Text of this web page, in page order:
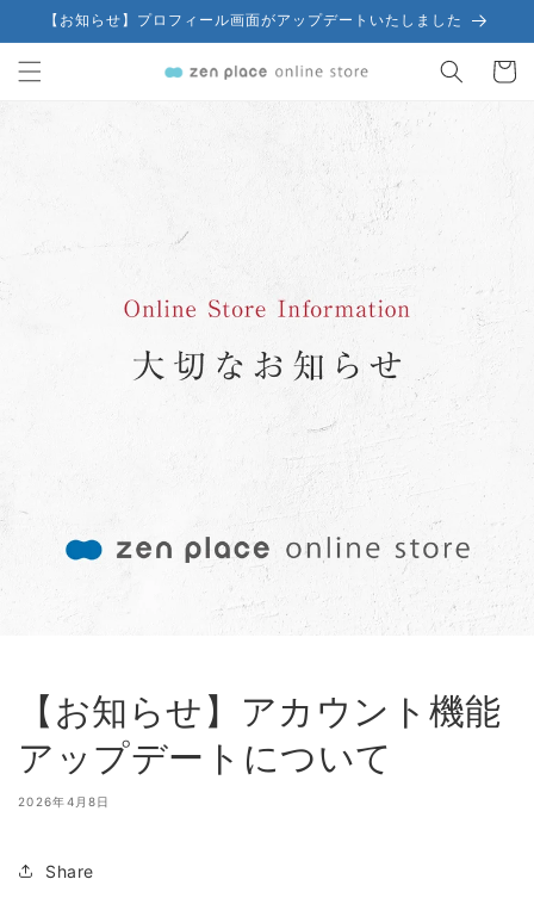
ンツに
進む
【お知らせ】プロフィール画面がアップデートいたしました
カ
ー
【お知らせ】アカウント機能
アップデートについて
2026年4月8日
Share